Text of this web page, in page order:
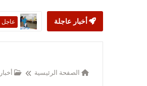
أخبار عاجلة عاجل
الصفحة الرئيسية